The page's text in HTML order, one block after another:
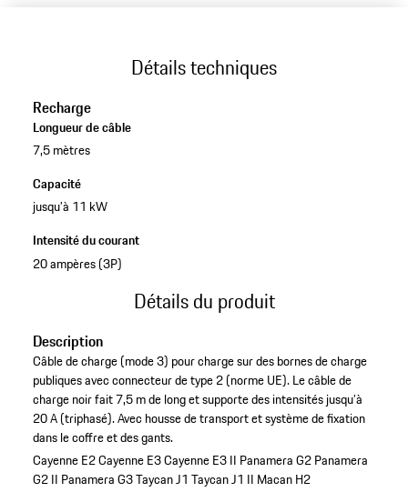
Détails techniques
Recharge
Longueur de câble
7,5 mètres
Capacité
jusqu’à 11 kW
Intensité du courant
20 ampères (3P)
Détails du produit
Description
Câble de charge (mode 3) pour charge sur des bornes de charge
publiques avec connecteur de type 2 (norme UE). Le câble de
charge noir fait 7,5 m de long et supporte des intensités jusqu’à
20 A (triphasé). Avec housse de transport et système de fixation
dans le coffre et des gants.
Cayenne E2Cayenne E3Cayenne E3 II Panamera G2 Panamera
G2 II Panamera G3Taycan J1 Taycan J1 II Macan H2